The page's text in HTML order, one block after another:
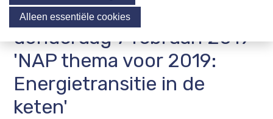
J
u
m
p
t
c
NAP contactbijeenkomst
donderdag 7 februari 2019
'NAP thema voor 2019:
Energietransitie in de
keten'
Jubileumjaar
KENNIS
OVER NAP
Alleen essentiële cookies